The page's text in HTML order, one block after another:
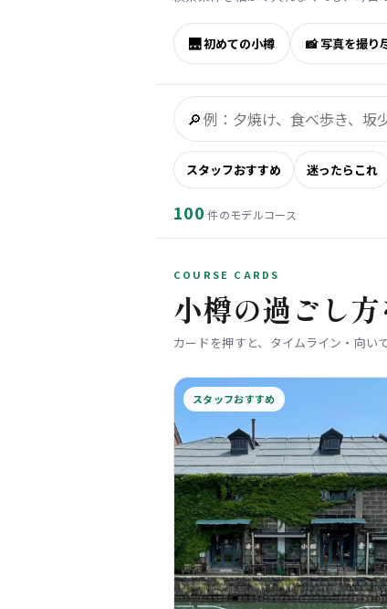
🌉 初めての小樽 📸 写真を撮り
🔎
スタッフおすすめ 迷ったらこれ
100 件のモデルコース
COURSE CARDS
小樽の過ごし
カードを押すと、タイムライン・向い
スタッフおすすめ